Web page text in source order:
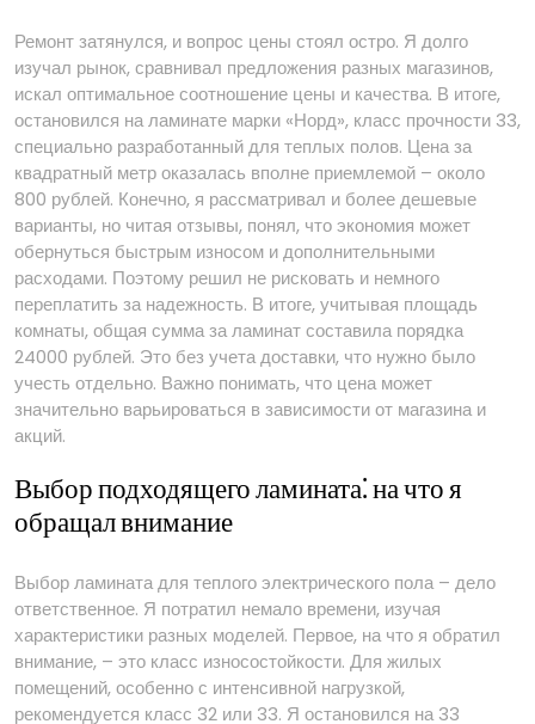
Ремонт затянулся, и вопрос цены стоял остро. Я долго
изучал рынок, сравнивал предложения разных магазинов,
искал оптимальное соотношение цены и качества. В итоге,
остановился на ламинате марки «Норд», класс прочности 33,
специально разработанный для теплых полов. Цена за
квадратный метр оказалась вполне приемлемой – около
800 рублей. Конечно, я рассматривал и более дешевые
варианты, но читая отзывы, понял, что экономия может
обернуться быстрым износом и дополнительными
расходами. Поэтому решил не рисковать и немного
переплатить за надежность. В итоге, учитывая площадь
комнаты, общая сумма за ламинат составила порядка
24000 рублей. Это без учета доставки, что нужно было
учесть отдельно. Важно понимать, что цена может
значительно варьироваться в зависимости от магазина и
акций.
Выбор подходящего ламината⁚ на что я
обращал внимание
Выбор ламината для теплого электрического пола – дело
ответственное. Я потратил немало времени, изучая
характеристики разных моделей. Первое, на что я обратил
внимание, – это класс износостойкости. Для жилых
помещений, особенно с интенсивной нагрузкой,
рекомендуется класс 32 или 33. Я остановился на 33